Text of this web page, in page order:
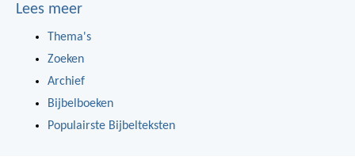
Lees meer
Thema's
Zoeken
Archief
Bijbelboeken
Populairste Bijbelteksten